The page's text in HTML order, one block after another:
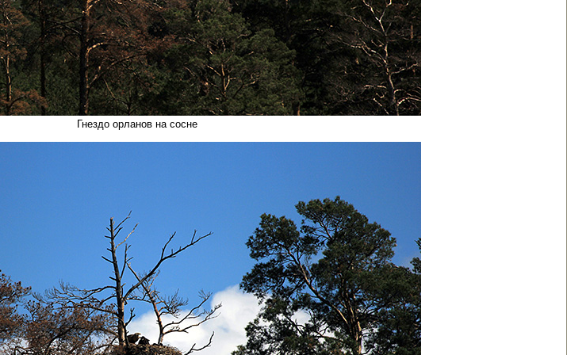
Гнездо орланов на сосне